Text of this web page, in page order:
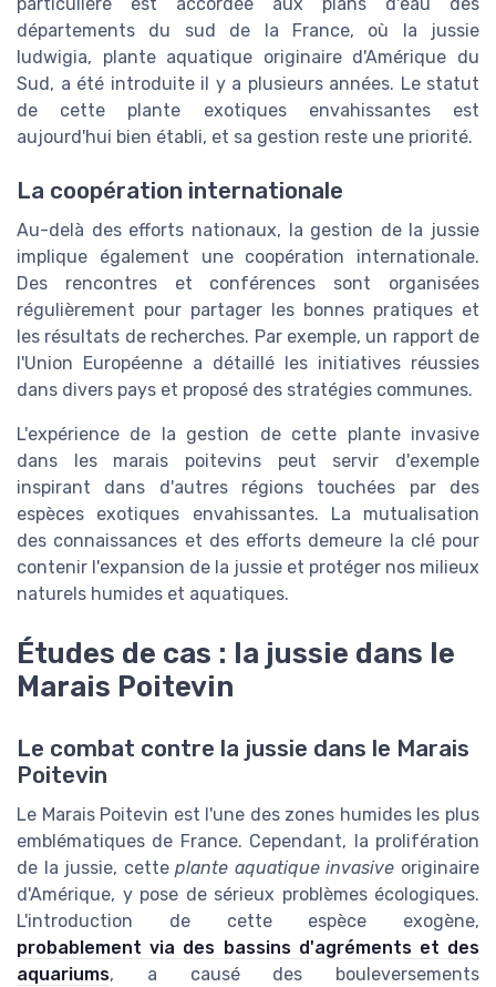
départements du sud de la France, où la jussie
ludwigia, plante aquatique originaire d'Amérique du
Sud, a été introduite il y a plusieurs années. Le statut
de cette plante exotiques envahissantes est
aujourd'hui bien établi, et sa gestion reste une priorité.
La coopération internationale
Au-delà des efforts nationaux, la gestion de la jussie
implique également une coopération internationale.
Des rencontres et conférences sont organisées
régulièrement pour partager les bonnes pratiques et
les résultats de recherches. Par exemple, un rapport de
l'Union Européenne a détaillé les initiatives réussies
dans divers pays et proposé des stratégies communes.
L'expérience de la gestion de cette plante invasive
dans les marais poitevins peut servir d'exemple
inspirant dans d'autres régions touchées par des
espèces exotiques envahissantes. La mutualisation
des connaissances et des efforts demeure la clé pour
contenir l'expansion de la jussie et protéger nos milieux
naturels humides et aquatiques.
Études de cas : la jussie dans le
Marais Poitevin
Le combat contre la jussie dans le Marais
Poitevin
Le Marais Poitevin est l'une des zones humides les plus
emblématiques de France. Cependant, la prolifération
de la jussie, cetteplante aquatique invasive originaire
d'Amérique, y pose de sérieux problèmes écologiques.
L'introduction de cette espèce exogène,
probablement via des bassins d'agréments et des
aquariums, a causé des bouleversements